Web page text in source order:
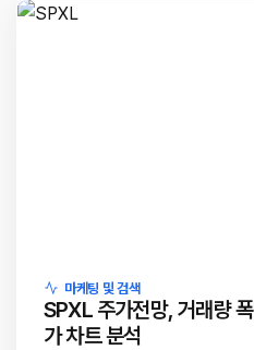
마케팅 및 검색
SPXL 주가전망, 거래량
가 차트 분석